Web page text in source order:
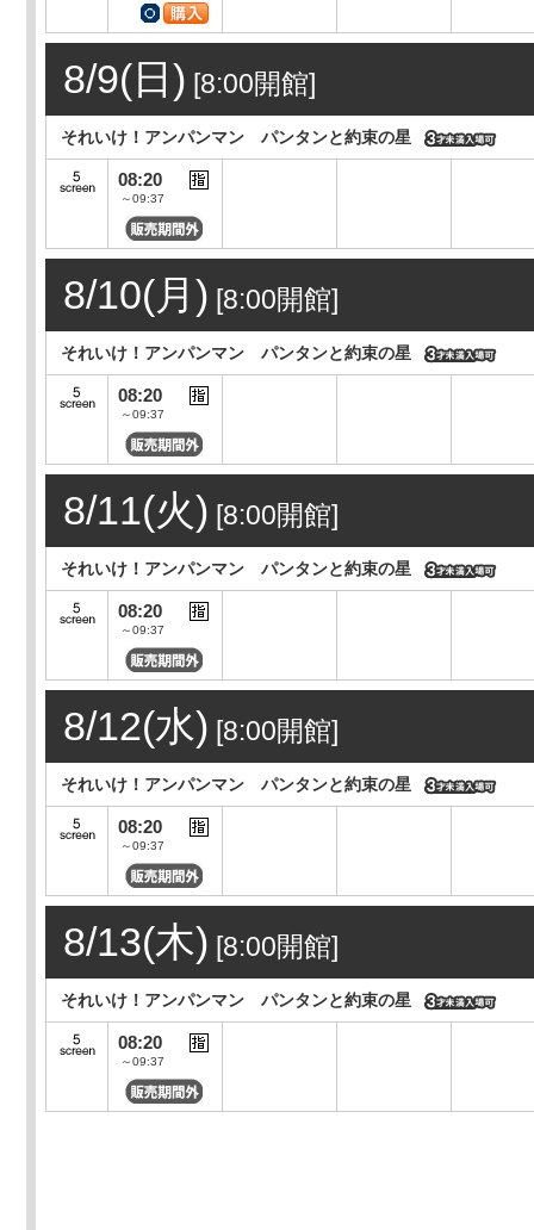
8/9(日) [8:00開館]
それいけ！アンパンマン パンタンと約束の星
08:20
～09:37
8/10(月) [8:00開館]
それいけ！アンパンマン パンタンと約束の星
08:20
～09:37
8/11(火) [8:00開館]
それいけ！アンパンマン パンタンと約束の星
08:20
～09:37
8/12(水) [8:00開館]
それいけ！アンパンマン パンタンと約束の星
08:20
～09:37
8/13(木) [8:00開館]
それいけ！アンパンマン パンタンと約束の星
08:20
～09:37